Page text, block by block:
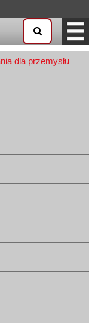
dla przemysłu